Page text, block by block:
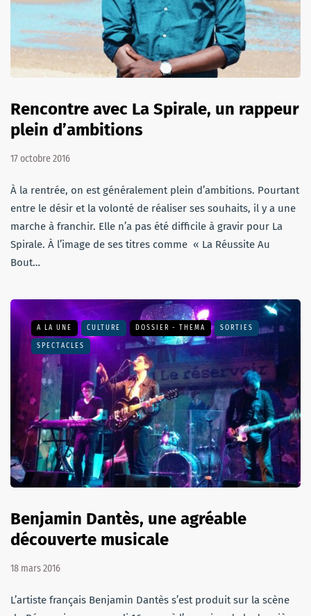
Rencontre avec La Spirale, un rappeur
plein d’ambitions
17 octobre 2016
À la rentrée, on est généralement plein d’ambitions. Pourtant
entre le désir et la volonté de réaliser ses souhaits, il y a une
marche à franchir. Elle n’a pas été difficile à gravir pour La
Spirale. À l’image de ses titres comme « La Réussite Au
Bout…
A LA UNE CULTURE DOSSIER - THEMA SORTIES
SPECTACLES
Benjamin Dantès, une agréable
découverte musicale
18 mars 2016
L’artiste français Benjamin Dantès s’est produit sur la scène